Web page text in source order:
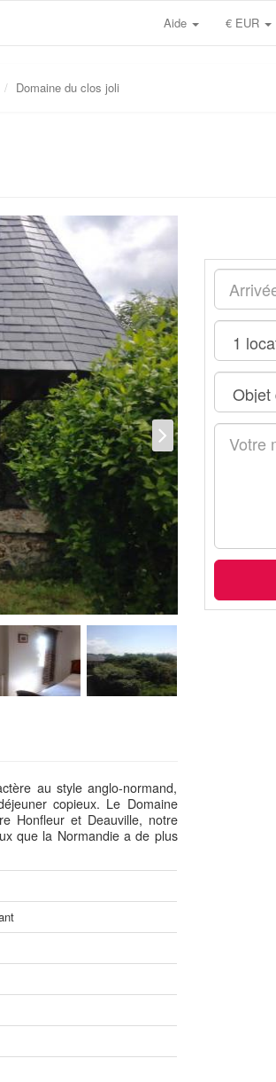
Aide € EUR
Domaine du clos joli
au style anglo-normand,
copieux. Le Domaine
Honfleur et Deauville, notre
que la Normandie a de plus